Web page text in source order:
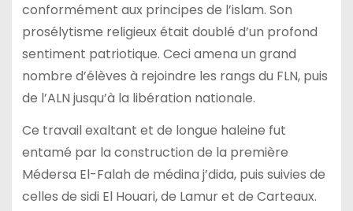
conformément aux principes de l’islam. Son
prosélytisme religieux était doublé d’un profond
sentiment patriotique. Ceci amena un grand
nombre d’élèves à rejoindre les rangs du FLN, puis
de l’ALN jusqu’à la libération nationale.
Ce travail exaltant et de longue haleine fut
entamé par la construction de la première
Médersa El-Falah de médina j’dida, puis suivies de
celles de sidi El Houari, de Lamur et de Carteaux.